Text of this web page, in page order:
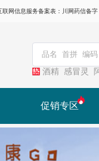
网信息服务备案表：川网药信备字
酒精 感冒灵
促销专区